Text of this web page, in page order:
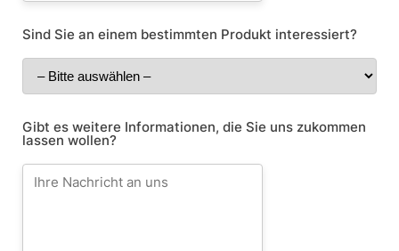
Sind Sie an einem bestimmten Produkt interessiert?
Gibt es weitere Informationen, die Sie uns zukommen
lassen wollen?